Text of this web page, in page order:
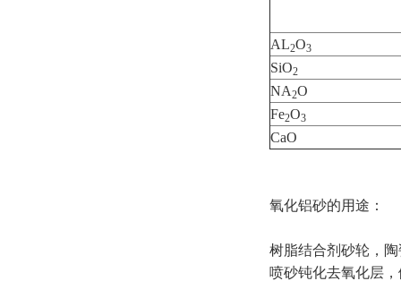
AL2O3
SiO2
NA2O
Fe2O3
CaO
氧化铝砂的用途：
树脂结合剂砂轮，
喷砂钝化去氧化层